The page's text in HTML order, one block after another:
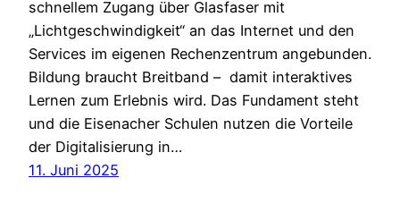
schnellem Zugang über Glasfaser mit
„Lichtgeschwindigkeit“ an das Internet und den
Services im eigenen Rechenzentrum angebunden.
Bildung braucht Breitband – damit interaktives
Lernen zum Erlebnis wird. Das Fundament steht
und die Eisenacher Schulen nutzen die Vorteile
der Digitalisierung in…
11. Juni 2025